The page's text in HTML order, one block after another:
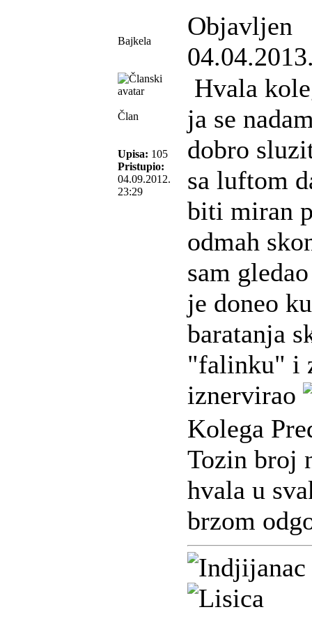
Bajkela
Objavljen
Član
Upisa: 105
Pristupio:
04.09.2012.
23:29
Hvala
ja se
dobro
sa luftom
biti miran
odmah
sam
je doneo
baratanja
"falinku" i
iznervirao
Kolega
Tozin broj
hvala u
brzom